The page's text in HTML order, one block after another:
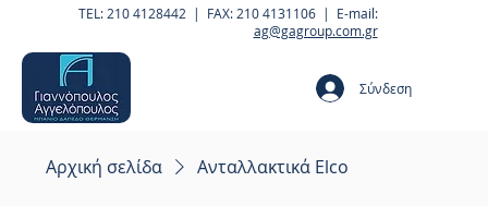
TEL: 210 4128442 | FAX: 210 4131106 | E-mail:
ag@gagroup.com.gr
Σύνδεση
Αρχική σελίδα Ανταλλακτικά Elco